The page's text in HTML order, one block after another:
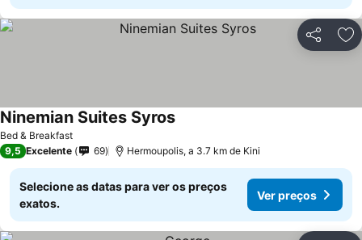
Partilhar
Bed & Breakfast
Ninemian Suites Syros
9,5 Excelente 69 Hermoupolis, a 3.7 km de Kini
Selecione as datas para ver os preços
exatos.
Ver preços